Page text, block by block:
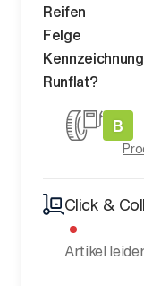
Reifen
Felge
Kennzeichnung
Runflat?
B
Click &
Artikel